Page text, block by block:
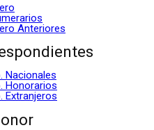
Anteriores
Nacionales
Honorarios
Extranjeros